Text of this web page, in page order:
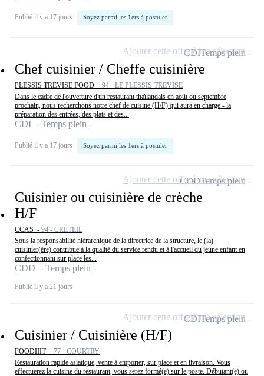
Publié il y a 17 jours Soyez parmi les 1ers à postuler
Chef cuisinier / Cheffe cuisinière
PLESSIS TREVISE FOOD - 94 - LE PLESSIS TREVISE
Dans le cadre de l'ouverture d'un restaurant thaïlandais en août ou septembre
prochain, nous recherchons notre chef de cuisine (H/F) qui aura en charge - la
préparation des entrées, des plats et des...
CDI - Temps plein
Publié il y a 17 jours Soyez parmi les 1ers à postuler
CDITemps plein
Ajouter cette offre à ma sélection
Cuisinier ou cuisinière de crèche
H/F
CCAS - 94 - CRETEIL
Sous la responsabilité hiérarchique de la directrice de la structure, le (la)
cuisinier(ère) contribue à la qualité du service rendu et à l'accueil du jeune enfant en
confectionnant sur place les...
CDD - Temps plein
Publié il y a 21 jours
CDDTemps plein
Ajouter cette offre à ma sélection
Cuisinier / Cuisinière (H/F)
FOODIIIT - 77 - COURTRY
Restauration rapide asiatique, vente à emporter, sur place et en livraison. Vous
effectuerez la cuisine du restaurant, vous serez formé(e) sur le poste. Débutant(e) ou
CDITemps plein
Ajouter cette offre à ma sélection